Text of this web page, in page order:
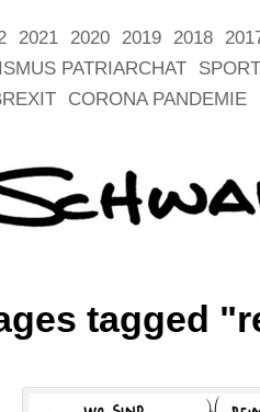
2021 2020 2019 2018
PATRIARCHAT SPORT
CORONA PANDEMIE
tagged